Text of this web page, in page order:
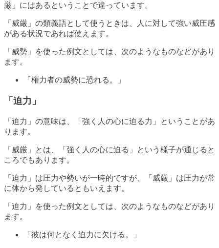
厳」にはあるということで違っています。
「威厳」の類義語として使うときは、人に対して強い威圧感
がある状況であれば使えます。
「威勢」を使った例文としては、次のようなものなどがあり
ます。
「権力者の威勢に恐れる。」
「迫力」
「迫力」の意味は、「強く人の心に迫る力」ということがあ
ります。
「威厳」とは、「強く人の心に迫る」という様子が通じると
ころでもあります。
「迫力」は圧力や勢いが一時的ですが、「威厳」は圧力が常
に体から発しているともいえます。
「迫力」を使った例文としては、次のようなものなどがあり
ます。
「彼は何となく迫力に欠ける。」